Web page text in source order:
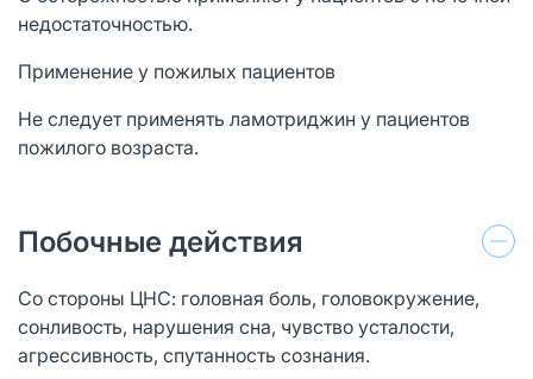
недостаточностью.
Применение у пожилых пациентов
Не следует применять ламотриджин у пациентов
пожилого возраста.
Побочные действия
Со стороны ЦНС: головная боль, головокружение,
сонливость, нарушения сна, чувство усталости,
агрессивность, спутанность сознания.